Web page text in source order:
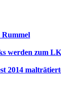
Rummel
werden zum
2014